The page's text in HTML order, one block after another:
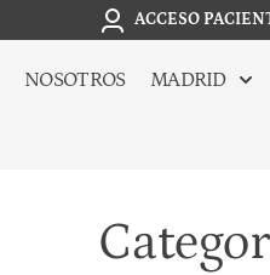
ACCESO
NOSOTROS MADRID